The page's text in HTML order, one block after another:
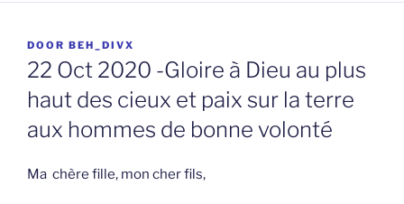
GEPLAATST
OP
DOOR BEH_DIVX
22 Oct 2020 -Gloire à Dieu au plus
haut des cieux et paix sur la terre
aux hommes de bonne volonté
Ma chère fille, mon cher fils,